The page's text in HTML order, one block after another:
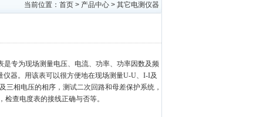
当前位置： 首页 > 产品中心 > 其它电测仪器
是专为现场测量电压、电流、功率、功率因数及频
器。用该表可以很方便地在现场测量U-U、I-I及
三相电压的相序，测试二次回路和母差保护系统，
查电度表的接线正确与否等。